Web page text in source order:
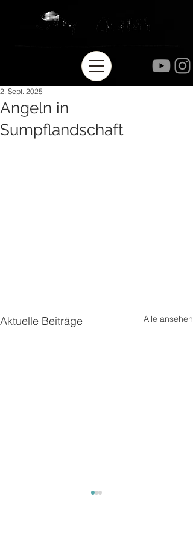
Angeln in
Sumpflandschaft
2. Sept. 2025
Aktuelle Beiträge Alle ansehen